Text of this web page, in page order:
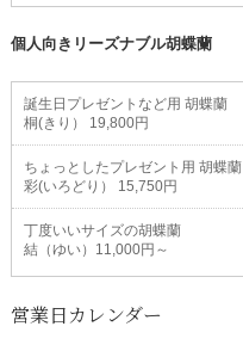
個人向きリーズナブル胡蝶蘭
誕生日プレゼントなど用 胡蝶蘭
桐(きり） 19,800円
ちょっとしたプレゼント用 胡蝶蘭
彩(いろどり） 15,750円
丁度いいサイズの胡蝶蘭
結（ゆい）11,000円～
営業日カレンダー